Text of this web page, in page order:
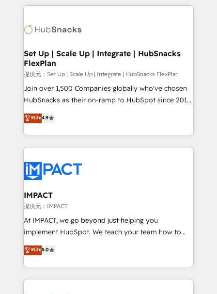
WooCommerce, BuilderTrend, and more Experience
the difference — reach out to see how AI + HubSpot
results)! In short, our services include: - HubSpot
HubSpot development: websites, custom modules,
marketing, advertising, campaigns, content and
design We connect people, data and technology to
improve customer experiences. With our bright
people, exciting ideas and can-do mentality, we
ensure revenue growth on a daily basis. So tell us
team of 100+ experts is ready for you! Driving digital
growth | www.brightdigital.com
Set Up | Scale Up | Integrate | HubSnacks
FlexPlan
提供元：Set Up | Scale Up | Integrate | HubSnacks FlexPlan
Join over 1,500 Companies globally who've chosen
HubSnacks as their on-ramp to HubSpot since 2014
Simple pay-as-you-go plans that accelerate value...
1️⃣ Set Up | Onboarding New or Check-fixing existing
HubSpot portals 2️⃣ Scale Up | 100% HubSpot Task
Execution... Global 24/7 ... All Experts 3️⃣ Integrate |
Slash months from your API Integration project... ⬅️
Click "Contact Business" ⬅️ to access 150+ Kickstart
Integration templates that put HubSpot in the center
of your tech stack, syncing... 🛍️ Shopify or
WooCommerce 💲 Stripe or Paypal 💰 Sage or
Netsuite 🤖 Google or Microsoft ✍️ DocuSign or
the rare Advanced "Custom Integrations"
Accreditation, securely sync data across... 🔄 any
Elite4.9
IMPACT
提供元：IMPACT
At IMPACT, we go beyond just helping you
implement HubSpot. We teach your team how to
master it. As the creators of the Endless Customers
System™ (the next evolution of They Ask, You
Answer), we’re the only HubSpot partner built
entirely around coaching and training. That means
Elite5.0